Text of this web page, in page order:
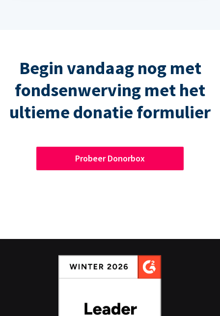
Begin vandaag nog met
fondsenwerving met het
ultieme donatie formulier
Probeer Donorbox